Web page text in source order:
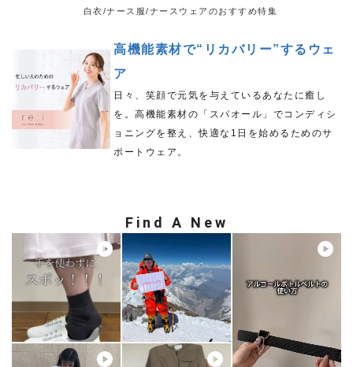
白衣/ナース服/ナースウェアのおすすめ特集
高機能素材で“リカバリー”するウェ
ア
日々、笑顔で元気を与えているあなたに癒し
を。高機能素材の「スパオール」でコンディシ
ョニングを整え、快適な1日を始めるためのサ
ポートウェア。
Find A New